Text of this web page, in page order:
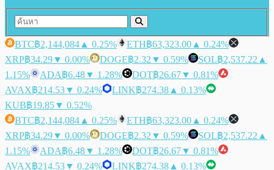
BTC฿2,144,084 ▲ 0.25% ETH฿63,323.00 ▲ 0.24%
XRP฿34.29▼ 0.00% DOGE฿2.32 ▼ 0.59% SOL฿2,537.22 ▲
1.15%
ADA฿6.48▼ 1.28% DOT฿26.67▼ 0.81%
AVAX฿214.53▼ 0.24% LINK฿274.38 ▲ 0.13%
KUB฿19.85▼ 0.52%
BTC฿2,144,084 ▲ 0.25% ETH฿63,323.00 ▲ 0.24%
XRP฿34.29▼ 0.00% DOGE฿2.32 ▼ 0.59% SOL฿2,537.22 ▲
1.15%
ADA฿6.48▼ 1.28% DOT฿26.67▼ 0.81%
AVAX฿214.53▼ 0.24% LINK฿274.38 ▲ 0.13%